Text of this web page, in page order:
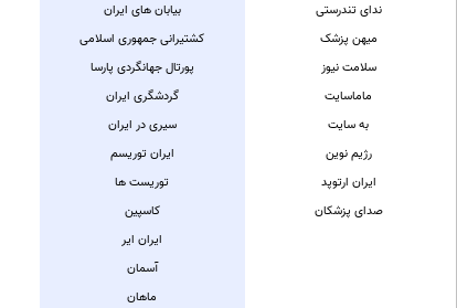
ندای تندرستی
میهن پزشک
سلامت نیوز
ماماسایت
به سایت
رژیم نوین
ایران ارتوپد
صدای پزشکان
بیابان های ایران
کشتیرانی جمهوری اسلامی
پورتال جهانگردی پارسا
گردشگری ایران
سیری در ایران
ایران توریسم
توریست ها
کاسپین
ایران ایر
آسمان
ماهان